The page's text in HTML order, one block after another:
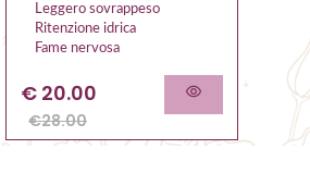
Leggero sovrappeso
Ritenzione idrica
Fame nervosa
€ 20.00
€28.00